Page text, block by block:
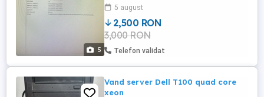
5
toate folosite de mine vreo 3 ani, dar în
stare foarte bună, asa cum arata și pozele
unde se vad inclusiv caracteristicile lor.
Pentru mai multe detalii și poze în privat la
...
5 august
2,500 RON
3,000 RON
Telefon validat
Vand server Dell T100 quad core
xeon